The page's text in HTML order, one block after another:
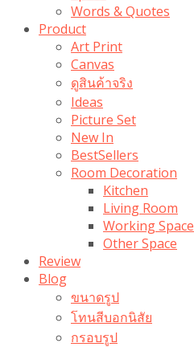
Words & Quotes
Product
Art Print
Canvas
ดูสินค้าจริง
Ideas
Picture Set
New In
BestSellers
Room Decoration
Kitchen
Living Room
Working Space
Other Space
Review
Blog
ขนาดรูป
โทนสีบอกนิสัย
กรอบรูป